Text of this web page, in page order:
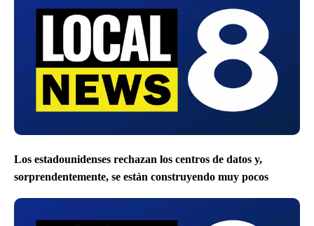
Los estadounidenses rechazan los centros de datos y,
sorprendentemente, se están construyendo muy pocos